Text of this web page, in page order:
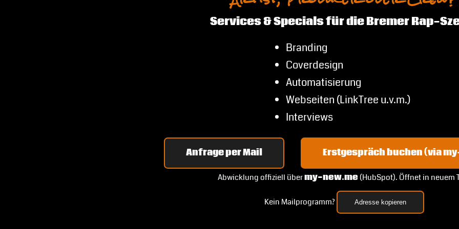
Services & Specials für die Bremer Rap-
Branding
Coverdesign
Automatisierung
Webseiten (LinkTree u.v.m.)
Interviews
Anfrage per Mail Erstgespräch buchen (via
Abwicklung offiziell übermy-new.me(HubSpot). Öffnet in neuem
Kein Mailprogramm? Adresse kopieren